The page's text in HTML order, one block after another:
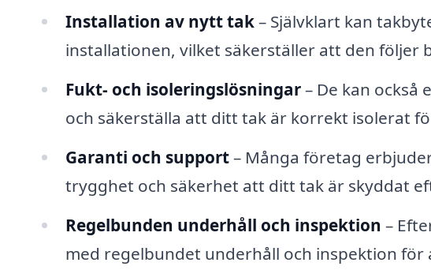
Installation av nytt tak– Självklart kan
installationen, vilket säkerställer att den följer
Fukt- och isoleringslösningar– De kan också
och säkerställa att ditt tak är korrekt isolerat
Garanti och support– Många företag
trygghet och säkerhet att ditt tak är skyddat
Regelbunden underhåll och inspektion –
med regelbundet underhåll och inspektion